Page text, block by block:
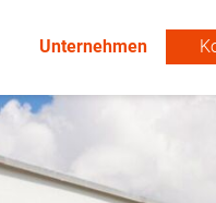
Unternehmen